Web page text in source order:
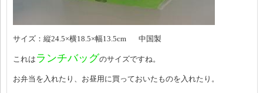
サイズ：縦24.5×横18.5×幅13.5cm 中国製
これは ランチバッグのサイズですね。
お弁当を入れたり、お昼用に買っておいたものを入れたり。